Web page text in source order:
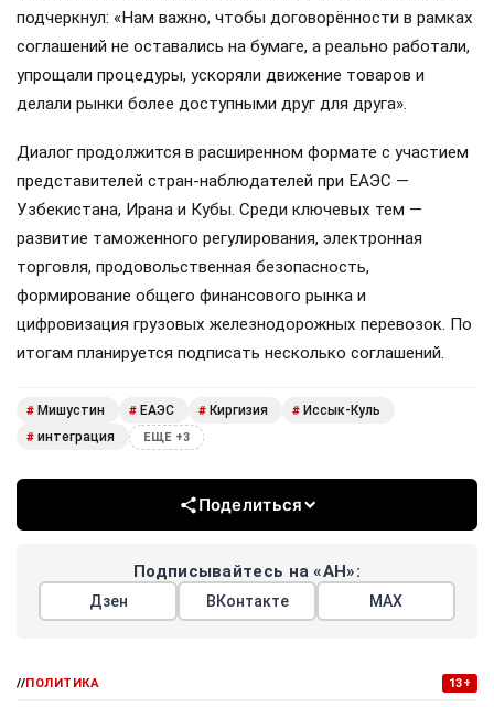
подчеркнул: «Нам важно, чтобы договорённости в рамках
соглашений не оставались на бумаге, а реально работали,
упрощали процедуры, ускоряли движение товаров и
делали рынки более доступными друг для друга».
Диалог продолжится в расширенном формате с участием
представителей стран-наблюдателей при ЕАЭС —
Узбекистана, Ирана и Кубы. Среди ключевых тем —
развитие таможенного регулирования, электронная
торговля, продовольственная безопасность,
формирование общего финансового рынка и
цифровизация грузовых железнодорожных перевозок. По
итогам планируется подписать несколько соглашений.
# Мишустин # ЕАЭС # Киргизия # Иссык-Куль
# интеграция ЕЩЕ +3
Поделиться
Подписывайтесь на «АН»:
Дзен ВКонтакте МАХ
//ПОЛИТИКА 13+